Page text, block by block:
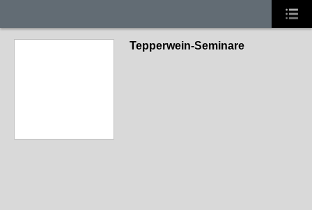
Tepperwein-Seminare